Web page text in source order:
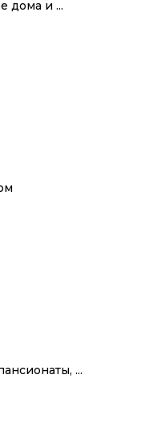
дома и ...
...